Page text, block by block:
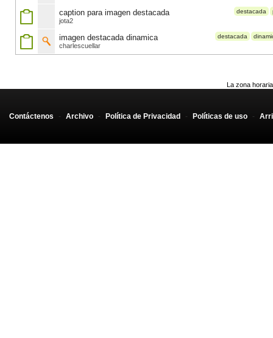
destacada
caption para imagen destacada
jota2
destacada
imagen destacada dinamica
charlescuellar
La zona
Contáctenos - Archivo - Política de Privacidad - Políticas de uso -